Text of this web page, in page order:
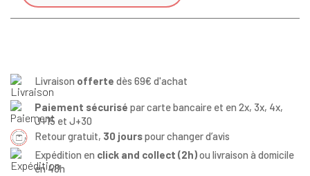
Livraison offerte dès 69€ d'achat
Paiement sécurisé par carte bancaire et en 2x, 3x, 4x,
J+15 et J+30
Retour gratuit, 30 jourspour changer d’avis
Expédition en click and collect (2h)ou livraison à domicile
en 48h